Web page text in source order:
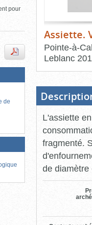
pour
de
Assiette.
Pointe-à-
Leblanc
bloc
d'onglets
L'assiette
fragmenté.
de diamètre